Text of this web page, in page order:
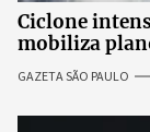
Ciclone
mobiliza
impactos no
GAZETA SÃO PAULO